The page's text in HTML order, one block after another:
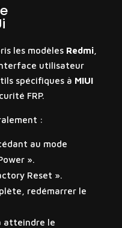
les modèles Redmi,
utilisateur
spécifiques à MIUI
FRP.
:
au mode
».
Reset ».
redémarrer le
atteindre le